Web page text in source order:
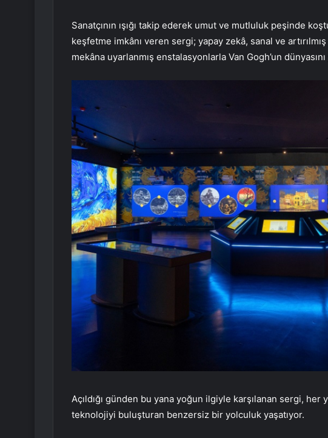
Sanatçının ışığı takip ederek umut ve mutluluk peşinde
keşfetme imkânı veren sergi; yapay zekâ, sanal ve
mekâna uyarlanmış enstalasyonlarla Van Gogh’un
Açıldığı günden bu yana yoğun ilgiyle karşılanan sergi, her
teknolojiyi buluşturan benzersiz bir yolculuk yaşatıyor.